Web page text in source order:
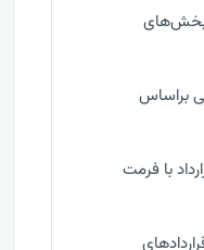
بخش‌های
براساس
با فرمت